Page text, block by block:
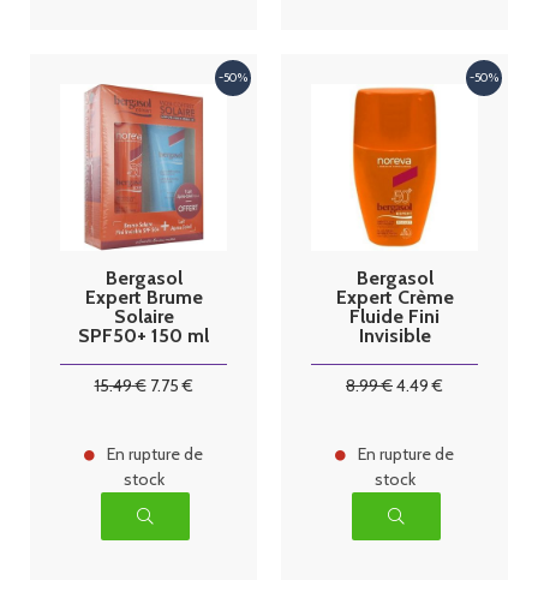
Bergasol
Expert Brume
Solaire
SPF50+ 150 ml
Soleil 100ml
15.49€ 7.75€
En rupture de
stock
Bergasol
Expert Crème
Fluide Fini
Invisible
8.99€4.49 €
En rupture de
stock